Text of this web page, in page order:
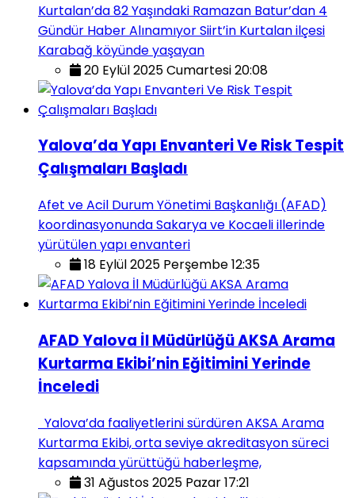
Kurtalan’da 82 Yaşındaki Ramazan Batur’dan 4
Gündür Haber Alınamıyor Siirt’in Kurtalan ilçesi
Karabağ köyünde yaşayan
20 Eylül 2025 Cumartesi 20:08
Yalova’da Yapı Envanteri Ve Risk Tespit
Çalışmaları Başladı
Afet ve Acil Durum Yönetimi Başkanlığı (AFAD)
koordinasyonunda Sakarya ve Kocaeli illerinde
yürütülen yapı envanteri
18 Eylül 2025 Perşembe 12:35
AFAD Yalova İl Müdürlüğü AKSA Arama
Kurtarma Ekibi’nin Eğitimini Yerinde
İnceledi
Yalova’da faaliyetlerini sürdüren AKSA Arama
Kurtarma Ekibi, orta seviye akreditasyon süreci
kapsamında yürüttüğü haberleşme,
31 Ağustos 2025 Pazar 17:21